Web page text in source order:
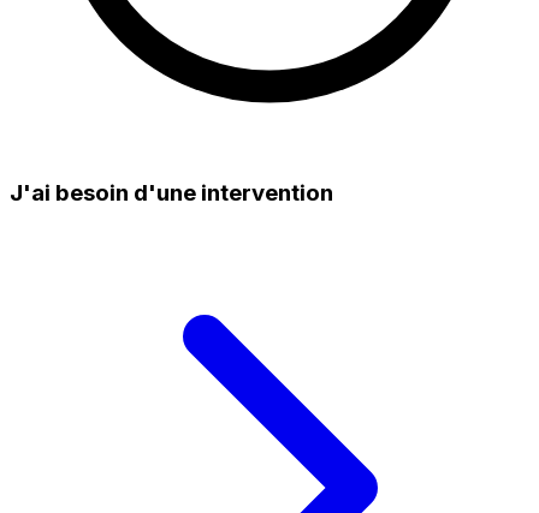
J'ai besoin d'une intervention